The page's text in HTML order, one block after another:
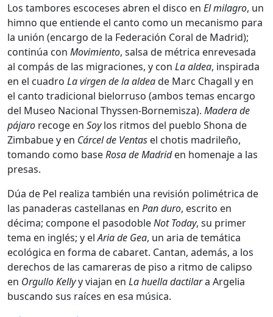
Los tambores escoceses abren el disco en El milagro, un
himno que entiende el canto como un mecanismo para
la unión (encargo de la Federación Coral de Madrid);
continúa con Movimiento, salsa de métrica enrevesada
al compás de las migraciones, y con La aldea, inspirada
en el cuadro La virgen de la aldeade Marc Chagall y en
el canto tradicional bielorruso (ambos temas encargo
del Museo Nacional Thyssen-Bornemisza). Madera de
pájaro recoge en Soylos ritmos del pueblo Shona de
Zimbabue y en Cárcel de Ventas el chotis madrileño,
tomando como baseRosa de Madriden homenaje a las
presas.
Dúa de Pel realiza también una revisión polimétrica de
las panaderas castellanas en Pan duro, escrito en
décima; compone el pasodobleNot Today, su primer
tema en inglés; y elAria de Gea, un aria de temática
ecológica en forma de cabaret. Cantan, además, a los
derechos de las camareras de piso a ritmo de calipso
en Orgullo Kellyy viajan en La huella dactilara Argelia
buscando sus raíces en esa música.